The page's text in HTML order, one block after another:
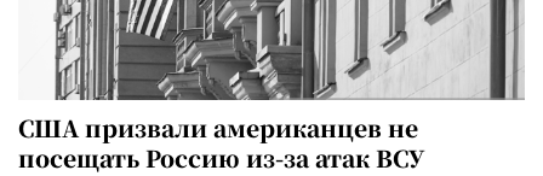
США призвали американцев не
посещать Россию из-за атак ВСУ